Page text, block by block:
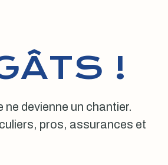
!
ne devienne un chantier.
pros, assurances et